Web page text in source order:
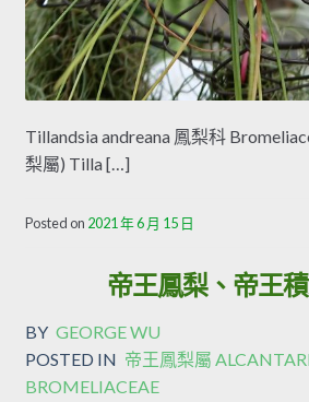
Tillandsia andreana 鳳梨科
梨屬) Tilla […]
Posted on 2021 年 6 月 15 日
帝王鳳梨、帝王
BY GEORGE WU
POSTED IN 帝王鳳梨屬
BROMELIACEAE